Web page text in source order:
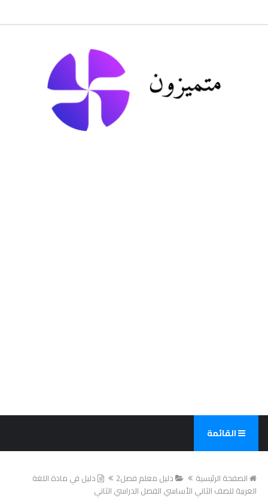
القائمة
الصفحة الرئيسية دليل معلم فصل2
دليل في مادة اللغة
العربية للصف الثاني الأساسي الفصل الدراسي الثاني